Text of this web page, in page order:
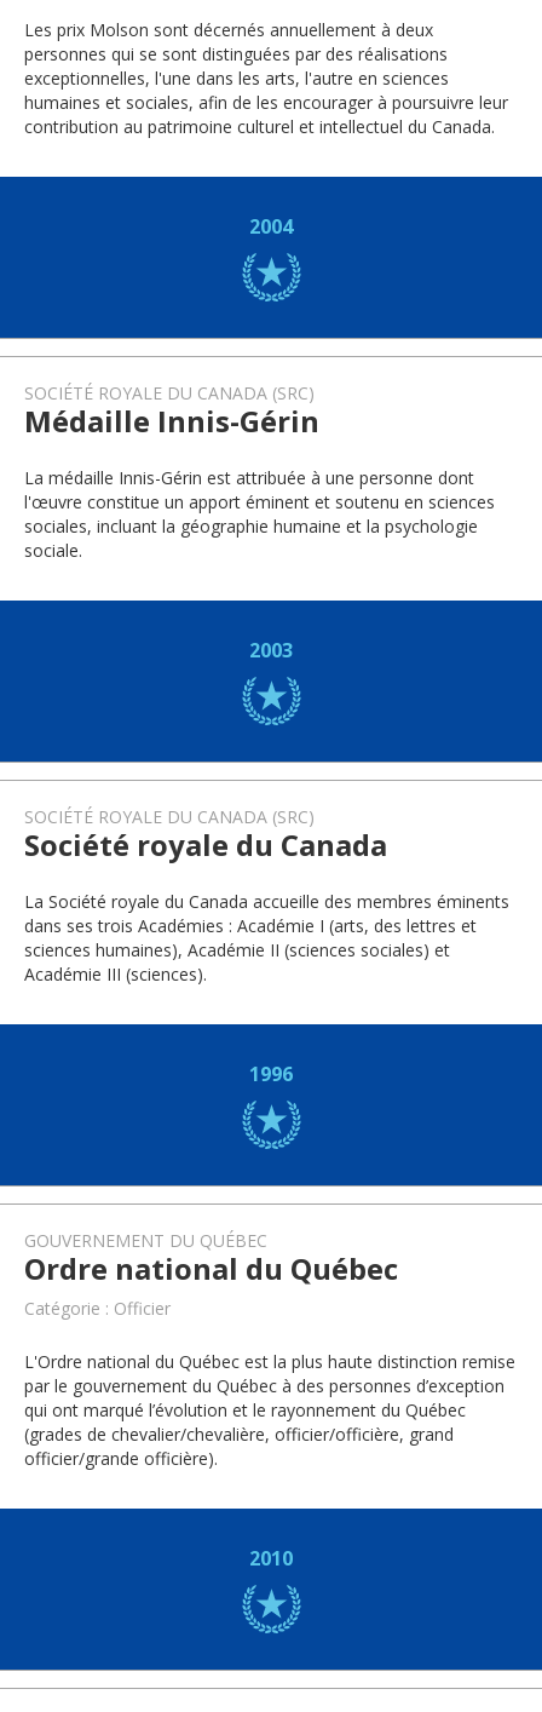
Les prix Molson sont décernés annuellement à deux
personnes qui se sont distinguées par des réalisations
exceptionnelles, l'une dans les arts, l'autre en sciences
humaines et sociales, afin de les encourager à poursuivre leur
contribution au patrimoine culturel et intellectuel du Canada.
2004
SOCIÉTÉ ROYALE DU CANADA (SRC)
Médaille Innis-Gérin
La médaille Innis-Gérin est attribuée à une personne dont
l'œuvre constitue un apport éminent et soutenu en sciences
sociales, incluant la géographie humaine et la psychologie
sociale.
2003
SOCIÉTÉ ROYALE DU CANADA (SRC)
Société royale du Canada
La Société royale du Canada accueille des membres éminents
dans ses trois Académies : Académie I (arts, des lettres et
sciences humaines), Académie II (sciences sociales) et
Académie III (sciences).
1996
GOUVERNEMENT DU QUÉBEC
Ordre national du Québec
Catégorie : Officier
L'Ordre national du Québec est la plus haute distinction remise
par le gouvernement du Québec à des personnes d’exception
qui ont marqué l’évolution et le rayonnement du Québec
(grades de chevalier/chevalière, officier/officière, grand
officier/grande officière).
2010